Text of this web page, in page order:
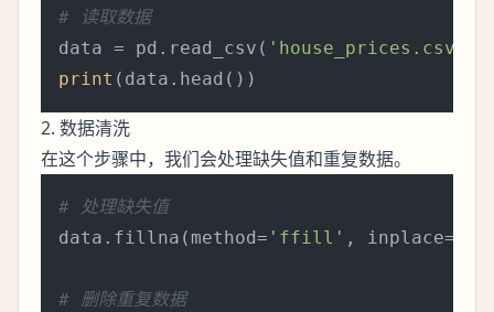
# 读取数据
data = pd.read_csv( 'house_prices.csv'
print
2. 数据清洗
在这个步骤中，我们会处理缺失值和重复数据。
# 处理缺失值
data.fillna(method= 'ffill' , inplace=
# 删除重复数据